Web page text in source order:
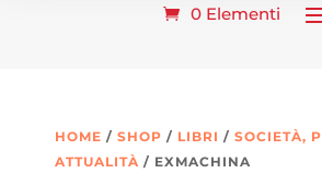
0 Elementi
HOME / SHOP / LIBRI / SOCIETÀ,
ATTUALITÀ / EXMACHINA